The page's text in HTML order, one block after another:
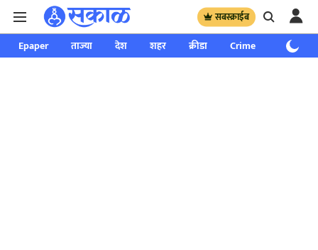
सबस्क्राईब
Epaper ताज्या देश शहर क्रीडा Crime साप्ताहिक